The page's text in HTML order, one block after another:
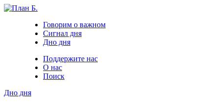
Говорим о важном
Сигнал дня
Дно дня
Поддержите нас
О нас
Поиск
Дно дня